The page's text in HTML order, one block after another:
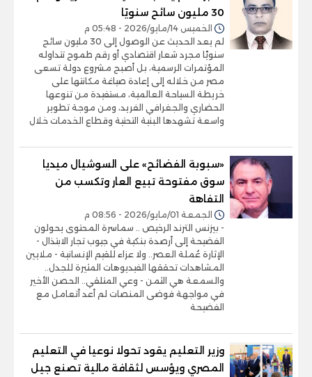
30 مليون سائح سنويًا
الخميس 14/مايو/2026 - 05:48 م
لم يعد الحديث عن الوصول إلى 30 مليون سائح
سنويًا مجرد شعار اقتصادي أو رقم طموح تتداوله
المؤتمرات الرسمية، بل أصبح مشروع دولة تسعى
مصر من خلاله إلى إعادة صياغة مكانتها على
خريطة السياحة العالمية، مستفيدة من تنوعها
الحضاري والجغرافي الفريد، ومن موجة تطوير
واسعة تشهدها البنية التحتية وقطاع الخدمات خلال
«سبوبة الفضائح» على السوشيال ميديا
سوق مفتوحة تبيع العار وتكسب من
التفاهة
الجمعة 01/مايو/2026 - 08:56 م
- بيزنس الترند الرخيص .. سماسرة المحتوى يحولون
الفضيحة إلى أرصدة بنكية في جيوب تجار الابتذال -
الإثارة عُملة العصر.. ولا عزاء للقيم الإنسانية - ملايين
المشاهدات تحققها الفيديوهات المثيرة للجدل..
والسمعة هي الثمن - وعي المتلقي.. الحصن الأخير
في مواجهة فوضى المنصات لم أعد أتعامل مع
الفضيحة
وزير التعليم يقود تحولا نوعيا في التعليم
المصري ويؤسس لثقافة مالية تصنع جيل